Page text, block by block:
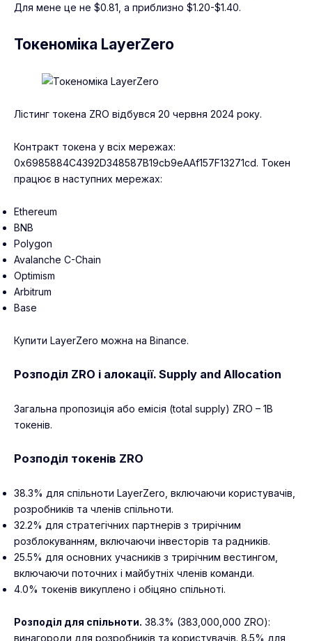
Для мене це не $0.81, а приблизно $1.20-$1.40.
Токеноміка LayerZero
Лістинг токена ZRO відбувся 20 червня 2024 року.
Контракт токена у всіх мережах:
0x6985884C4392D348587B19cb9eAAf157F13271cd. Токен
працює в наступних мережах:
Ethereum
BNB
Polygon
Avalanche C-Chain
Optimism
Arbitrum
Base
Купити LayerZero можна на Binance.
Розподіл ZRO і алокації. Supply and Allocation
Загальна пропозиція або емісія (total supply) ZRO – 1B
токенів.
Розподіл токенів ZRO
38.3% для спільноти LayerZero, включаючи користувачів,
розробників та членів спільноти.
32.2% для стратегічних партнерів з трирічним
розблокуванням, включаючи інвесторів та радників.
25.5% для основних учасників з трирічним вестингом,
включаючи поточних і майбутніх членів команди.
4.0% токенів викуплено і обіцяно спільноті.
Розподіл для спільноти. 38.3% (383,000,000 ZRO):
винагороди для розробників та користувачів. 8.5% для